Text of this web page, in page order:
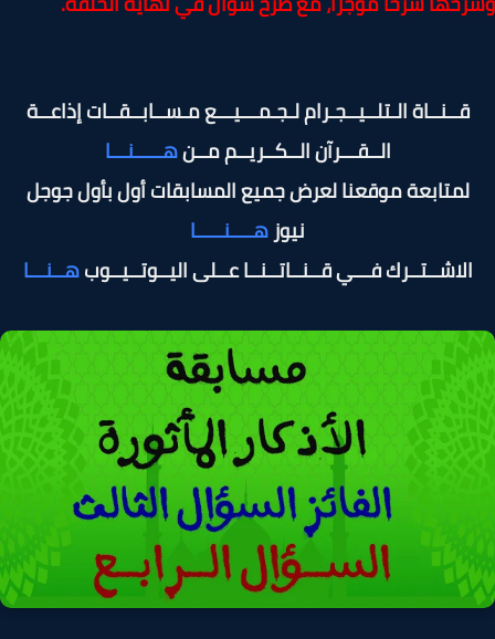
قــنــاة الـتلــيــجـرام لـجـمـــيـــع مـســابــقــات إذاعــة
الــقـــرآن الــكــريــم مــنهـــــنـــا
لمتابعة موقعنا لعرض جميع المسابقات أول بأول جوجل
نيوزهــــنـــــا
الاشــتــرك فـــي قــنــاتــنــا عــلى اليــوتــيــوبهــنـــا